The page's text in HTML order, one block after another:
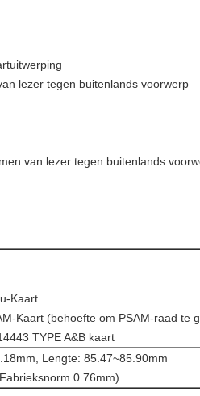
lezer tegen buitenlands voorwerp
van lezer tegen buitenlands
Kaart
Kaart (behoefte om PSAM-raad te
TYPE A&B kaart
Lengte: 85.47~85.90mm
0.76mm)